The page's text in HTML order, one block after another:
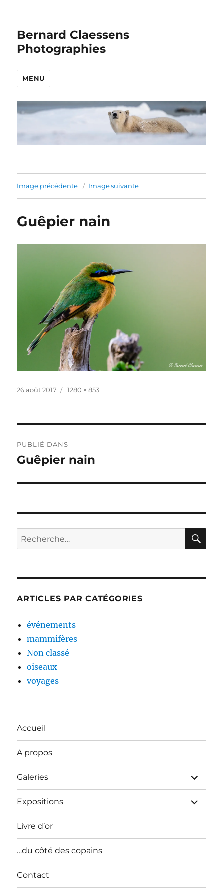
Bernard Claessens
Photographies
MENU
Image précédente Image suivante
Guêpier nain
Publié
26 août 2017
Taille
1280 × 853
de
PUBLIÉ DANS
Guêpier nain
Recherche
pour :
ARTICLES PAR CATÉGORIES
événements
mammifères
Non classé
oiseaux
voyages
Accueil
A propos
Galeries
ouvrir
le
sous-
menu
Expositions
ouvrir
le
sous-
Livre d’or
…du côté des copains
Contact